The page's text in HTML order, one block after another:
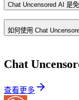
Chat Uncensored AI 是免
如何使用 Chat
Chat
查看更多